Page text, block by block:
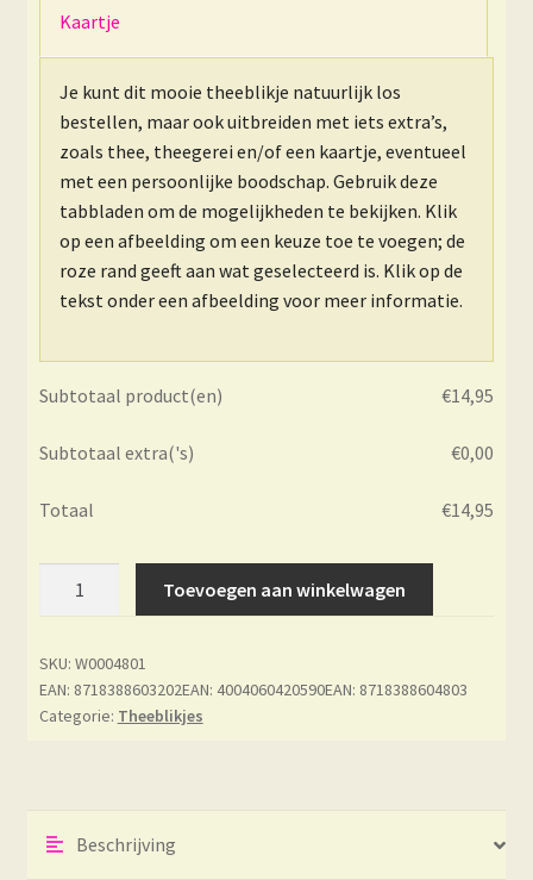
Kaartje
Je kunt dit mooie theeblikje natuurlijk los
bestellen, maar ook uitbreiden met iets extra’s,
zoals thee, theegerei en/of een kaartje, eventueel
met een persoonlijke boodschap. Gebruik deze
tabbladen om de mogelijkheden te bekijken. Klik
op een afbeelding om een keuze toe te voegen; de
roze rand geeft aan wat geselecteerd is. Klik op de
tekst onder een afbeelding voor meer informatie.
Subtotaal product(en) €14,95
Subtotaal extra('s) €0,00
Totaal €14,95
Celadon
-
Aijin
Toevoegen aan winkelwagen
SKU: W0004801
EAN: 8718388603202EAN: 4004060420590EAN: 8718388604803
Categorie: Theeblikjes
Beschrijving